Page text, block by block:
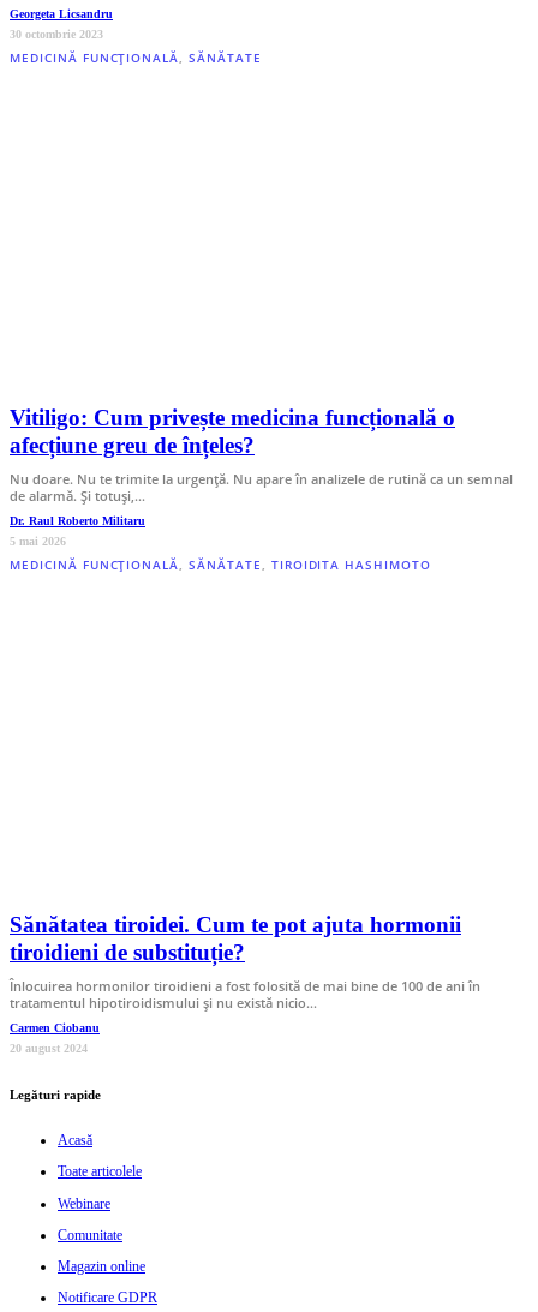
Georgeta Licsandru
30 octombrie 2023
MEDICINĂ FUNCȚIONALĂ,SĂNĂTATE
Vitiligo: Cum privește medicina funcțională o
afecțiune greu de înțeles?
Nu doare. Nu te trimite la urgență. Nu apare în analizele de rutină ca un semnal
de alarmă. Și totuși,…
Dr. Raul Roberto Militaru
5 mai 2026
MEDICINĂ FUNCȚIONALĂ,SĂNĂTATE, TIROIDITA HASHIMOTO
Sănătatea tiroidei. Cum te pot ajuta hormonii
tiroidieni de substituție?
Înlocuirea hormonilor tiroidieni a fost folosită de mai bine de 100 de ani în
tratamentul hipotiroidismului și nu există nicio…
Carmen Ciobanu
20 august 2024
Legături rapide
Acasă
Toate articolele
Webinare
Comunitate
Magazin online
Notificare GDPR